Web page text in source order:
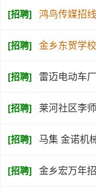
[招聘] 鸿鸟传媒招
[招聘] 金乡东贺学
[招聘] 雷迈电动车
[招聘] 莱河社区李
[招聘] 马集 金诺机
[招聘] 金乡宏万年